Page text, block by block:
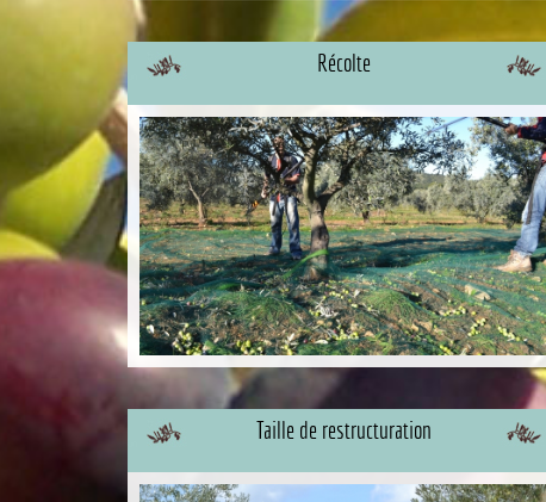
Récolte
Taille de restructuration